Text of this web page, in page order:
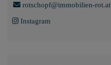
rotschopf@immobilien-rot.at
Instagram